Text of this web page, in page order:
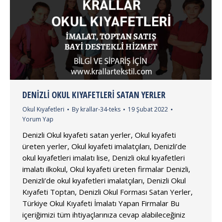
DENIZLI OKUL KIYAFETLERI SATAN YERLER
Okul Kıyafetleri By krallar-34-teks
19 Şubat 2022
Yorum Yap
Denizli Okul kıyafeti satan yerler, Okul kıyafeti
üreten yerler, Okul kıyafeti imalatçıları, Denizli’de
okul kıyafetleri imalatı lise, Denizli okul kıyafetleri
imalatı ilkokul, Okul kıyafeti üreten firmalar Denizli,
Denizli’de okul kıyafetleri imalatçıları, Denizli Okul
Kıyafeti Toptan, Denizli Okul Forması Satan Yerler,
Türkiye Okul Kıyafeti İmalatı Yapan Firmalar Bu
içeriğimizi tüm ihtiyaçlarınıza cevap alabileceğiniz